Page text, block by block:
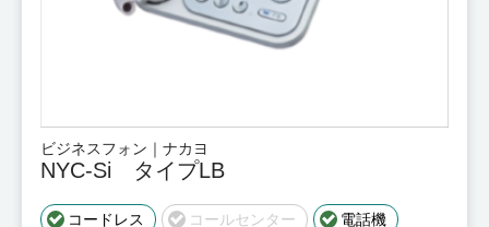
ビジネスフォン｜ナカヨ
NYC-Si タイプLB
コードレス コールセンター 電話機